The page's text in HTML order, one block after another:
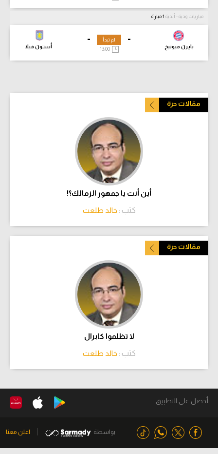
مباريات ودية - أندية
-
بايرن ميونيخ
-
أستون فيلا
لم تبدأ
13:00
مقالات حرة
أين أنت يا جمهور الزمالك؟!
كتب : خالد طلعت
مقالات حرة
لا تظلموا كابرال
كتب : خالد طلعت
أحصل على التطبيق
بواسطة اعلن معنا